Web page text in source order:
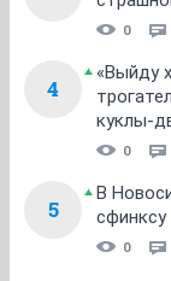
0
4
«Выйду
куклы-
0
5
В
0